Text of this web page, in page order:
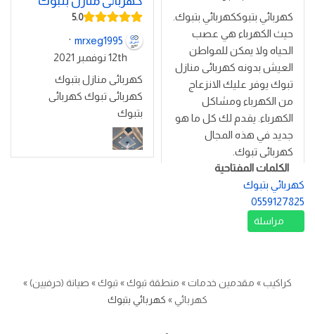
كهربائي بتبوككهربائي بتبوك.
حيث الكهرباء هي عصب
الحياه ولا يمكن للمواطن
العيش بدونه كهربائى منازل
تبوك يوفر عليك الانزعاج
من الكهرباء ومشاكل
الكهرباء. يقدم لك كل ما هو
جديد في هذه المجال
كهربائى تبوك.
5.0
mrxeg1995
·
12th نوفمبر 2021
كهربائى منازل بتبوك
كهربائى تبوك كهربائى
بتبوك
الكلمات المفتاحية
كهربائي بتبوك
0559127825
مراسلة
كراكيب» مقدمين خدمات» منطقة تبوك» تبوك» صيانة (حرفيين)»
كهربائي» كهربائي بتبوك